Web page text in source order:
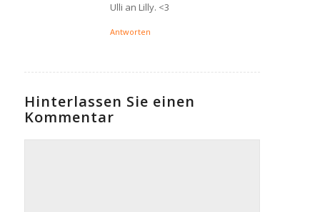
Ulli an Lilly. <3
Antworten
Hinterlassen Sie einen
Kommentar